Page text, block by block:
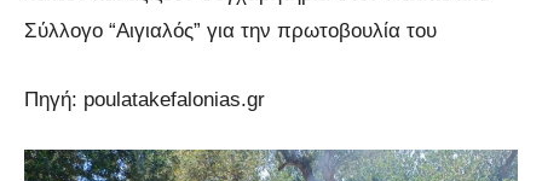
Σύλλογο “Αιγιαλός” για την πρωτοβουλία του
Πηγή: poulatakefalonias.gr